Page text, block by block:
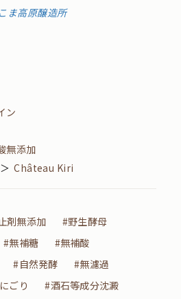
ま高原醸造所
ン
無添加
＞ Château Kiri
剤無添加
#野生酵母
#無補糖
#無補酸
#自然発酵
#無濾過
ごり
#酒石等成分沈澱